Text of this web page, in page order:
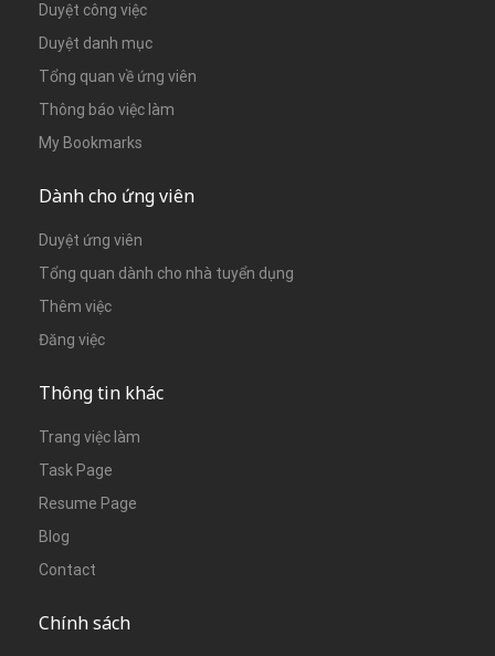
Duyệt công việc
Duyệt danh mục
Tổng quan về ứng viên
Thông báo việc làm
My Bookmarks
Dành cho ứng viên
Duyệt ứng viên
Tổng quan dành cho nhà tuyển dụng
Thêm việc
Đăng việc
Thông tin khác
Trang việc làm
Task Page
Resume Page
Blog
Contact
Chính sách